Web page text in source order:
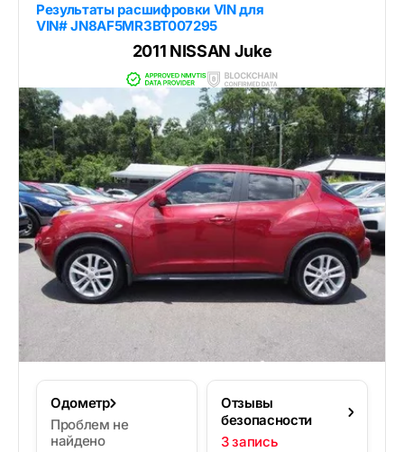
Результаты расшифровки VIN для
VIN# JN8AF5MR3BT007295
2011 NISSAN Juke
Одометр
Проблем не
найдено
Отзывы
безопасности
3 запись